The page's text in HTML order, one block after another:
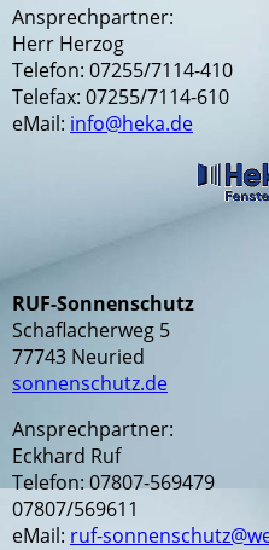
Ansprechpartner:
Herr Herzog
Telefon: 07255/7114-410
Telefax: 07255/7114-610
eMail: info@heka.de
RUF-Sonnenschutz
Schaflacherweg 5
77743 Neuried
sonnenschutz.de
Ansprechpartner:
Eckhard Ruf
Telefon: 07807-
07807/569611
eMail: ruf-